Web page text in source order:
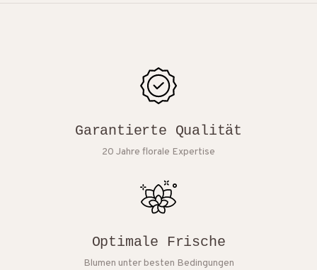
Garantierte Qualität
20 Jahre florale Expertise
Optimale Frische
Blumen unter besten Bedingungen